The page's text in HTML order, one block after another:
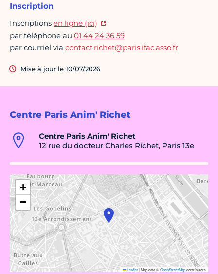
Centre Paris Anim' Richet
Centre Paris Anim' Richet
12 rue du docteur Charles Richet, Paris 13e
+
−
Leaflet|Map data ©OpenStreetMapcontributors
Inscription
Inscriptions en ligne (ici)
par téléphone au 01 44 24 36 59
par courriel via contact.richet@paris.ifac.asso.fr
Mise à jour le 10/07/2026